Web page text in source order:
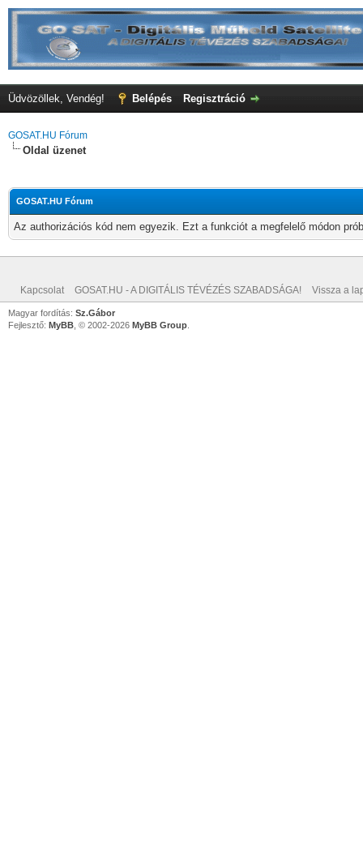
Üdvözöllek, Vendég! Belépés Regisztráció
GOSAT.HU Fórum
Oldal üzenet
GOSAT.HU Fórum
Az authorizációs kód nem egyezik. Ezt a funkciót a megfelelő módon
Kapcsolat GOSAT.HU - A DIGITÁLIS TÉVÉZÉS SZABADSÁGA! Vissza a
Magyar fordítás: Sz.Gábor
Fejlesztő: MyBB , © 2002-2026 MyBB Group